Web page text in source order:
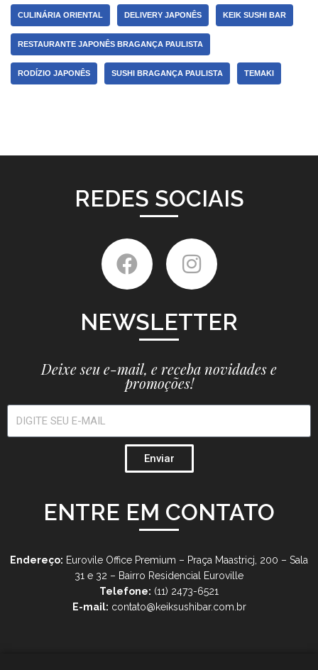
CULINÁRIA ORIENTAL DELIVERY JAPONÊS KEIK SUSHI BAR
RESTAURANTE JAPONÊS BRAGANÇA PAULISTA
RODÍZIO JAPONÊS SUSHI BRAGANÇA PAULISTA TEMAKI
REDES SOCIAIS
NEWSLETTER
Deixe seu e-mail, e receba novidades e
promoções!
Enviar
ENTRE EM CONTATO
Endereço: Eurovile Office Premium – Praça Maastricj, 200 – Sala
31 e 32 – Bairro Residencial Euroville
Telefone: (11) 2473-6521
E-mail: contato@keiksushibar.com.br